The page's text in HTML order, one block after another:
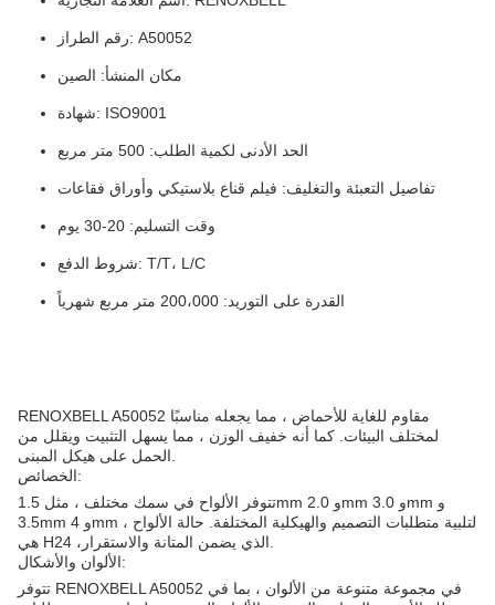
رقم الطراز: A50052
مكان المنشأ: الصين
شهادة: ISO9001
الحد الأدنى لكمية الطلب: 500 متر مربع
تفاصيل التعبئة والتغليف: فيلم قناع بلاستيكي وأوراق فقاعات
وقت التسليم: 20-30 يوم
شروط الدفع: T/T، L/C
القدرة على التوريد: 200،000 متر مربع شهرياً
RENOXBELL A50052 مقاوم للغاية للأحماض ، مما يجعله مناسبًا
لمختلف البيئات. كما أنه خفيف الوزن ، مما يسهل التثبيت ويقلل من
الخصائص:
تتوفر الألواح في سمك مختلف ، مثل 1.5mm و 2.0mm و 3.0mm و
3.5mm و 4mm ، لتلبية متطلبات التصميم والهيكلية المختلفة. حالة الألواح
الألوان والأشكال:
تتوفر RENOXBELL A50052 في مجموعة متنوعة من الألوان ، بما في